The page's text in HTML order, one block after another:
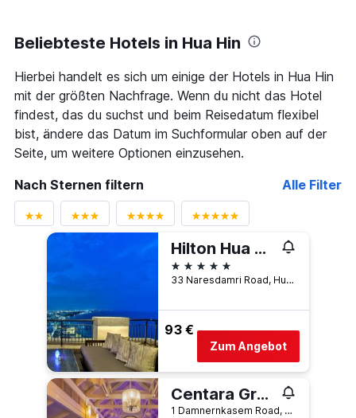
Beliebteste Hotels in Hua Hin
Hierbei handelt es sich um einige der Hotels in Hua Hin
mit der größten Nachfrage. Wenn du nicht das Hotel
findest, das du suchst und beim Reisedatum flexibel
bist, ändere das Datum im Suchformular oben auf der
Seite, um weitere Optionen einzusehen.
Nach Sternen filtern
Alle Filter
Hilton Hua Hin Resort & Spa
5 Sterne
33 Naresdamri Road, Hua Hin, Thailand
93 €
Zum Angebot
Centara Grand Beach Resort & Villas Hua Hin
1 Damnernkasem Road, Hua Hin, Thailand